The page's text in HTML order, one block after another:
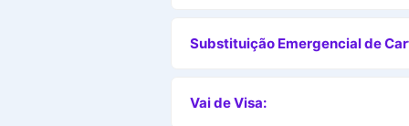
Substituição Emergencial de
Vai de Visa: